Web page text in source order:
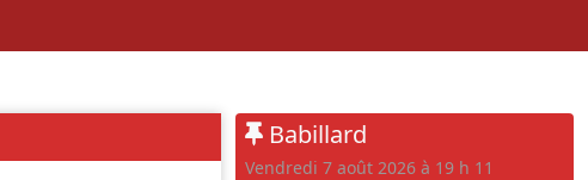
Babillard
vendredi 7 août 2026 à 19 h 11